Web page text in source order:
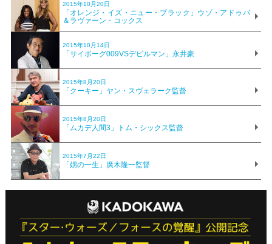
2015年10月20日
「オレンジ・イズ・ニュー・ブラック」ウゾ・アドゥバ
＆ラヴァーン・コックス
2015年10月14日
「サイボーグ009VSデビルマン」永井豪
2015年8月20日
「クーキー」ヤン・スヴェラーク監督
2015年8月20日
「ムカデ人間3」トム・シックス監督
2015年7月22日
「娚の一生」廣木隆一監督